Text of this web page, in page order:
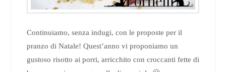
Continuiamo, senza indugi, con le proposte per il
pranzo di Natale! Quest’anno vi proponiamo un
gustoso risotto ai porri, arricchito con croccanti fette di